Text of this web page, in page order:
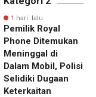
1 hari lalu
Pemilik Royal
Phone Ditemukan
Meninggal di
Dalam Mobil, Polisi
Selidiki Dugaan
Keterkaitan